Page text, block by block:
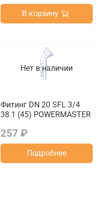
В корзину
Нет в наличии
Фитинг DN 20 SFL 3/4
38.1 (45) POWERMASTER
257 ₽
Подробнее